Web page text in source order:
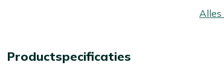
Alles
Productspecificaties